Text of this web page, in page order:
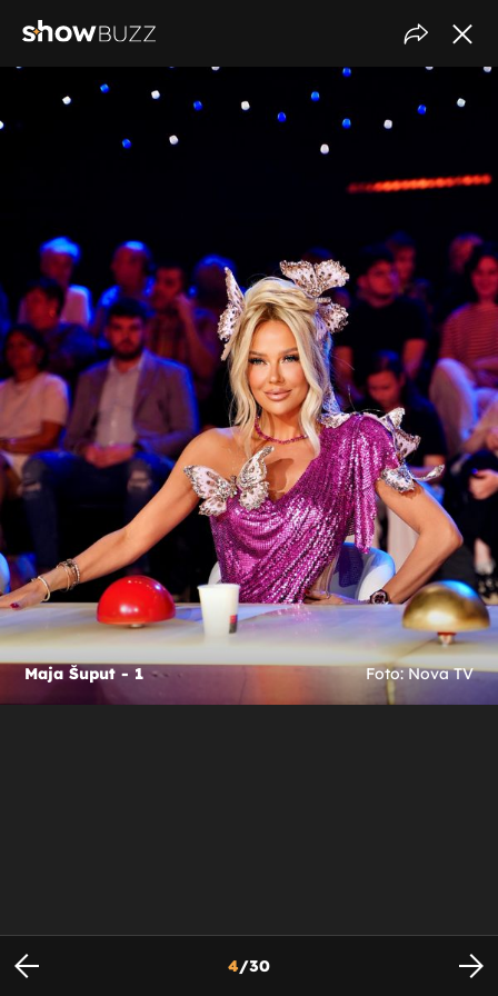
Maja Šuput - 1 Foto: Nova TV
4/30